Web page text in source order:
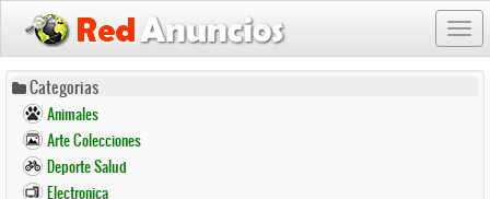
Pasar
contenido
principal
Categorias
Animales
Arte Colecciones
Deporte Salud
Electronica